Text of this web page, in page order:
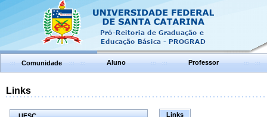
Comunidade Aluno Professor
Links
Links